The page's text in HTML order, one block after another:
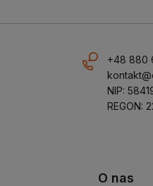
+48 880
NIP:
REGON:
O nas